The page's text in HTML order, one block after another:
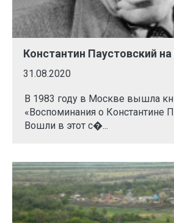
Константин Паустовский
31.08.2020
В 1983 году в Москве вышла
«Воспоминания о Константине
Вошли в этот с�...